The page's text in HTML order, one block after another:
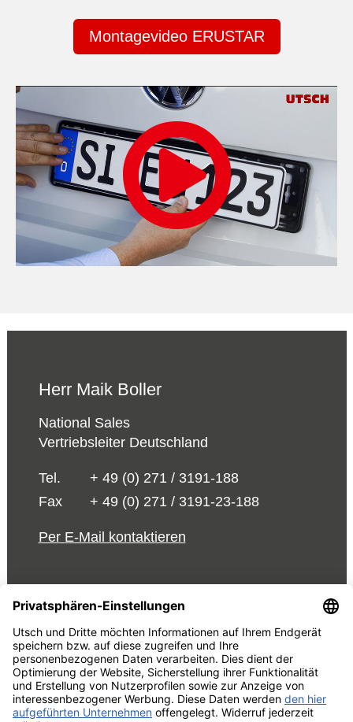
Montagevideo ERUSTAR
Herr Maik Boller
National Sales
Vertriebsleiter Deutschland
Tel.
+ 49 (0) 271 / 3191-188
Fax
+ 49 (0) 271 / 3191-23-188
Per E-Mail kontaktieren
© 2026 UTSCH
AGB und Einkaufsbedingungen
Vorabinformationen Data
Act
Impressum
Datenschutzrechtliche Information